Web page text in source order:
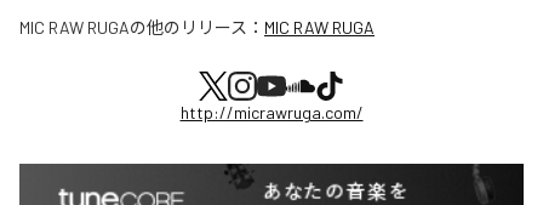
MIC RAW RUGAの他のリリース： MIC RAW RUGA
http://micrawruga.com/